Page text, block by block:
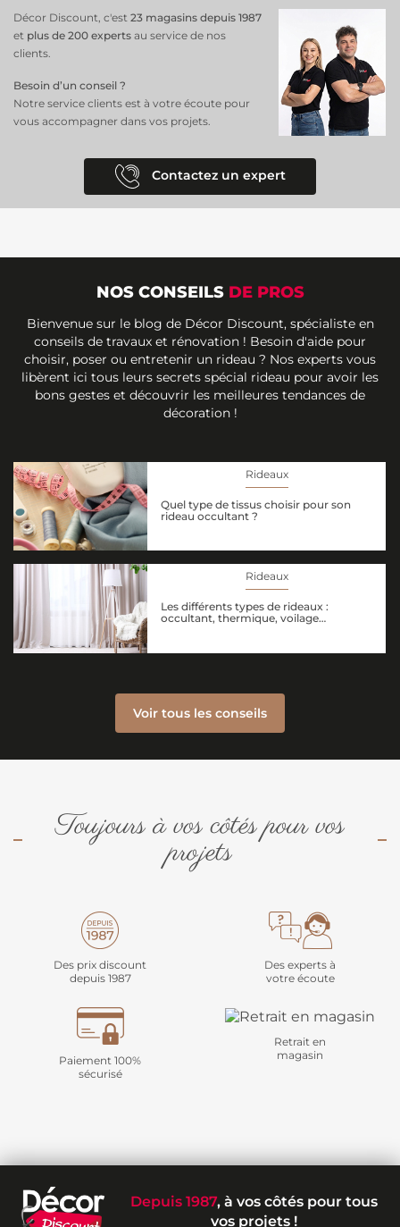
Décor Discount, c'est 23 magasins depuis 1987
et plus de 200 experts au service de nos
clients.
Besoin d’un conseil ?
Notre service clients est à votre écoute pour
vous accompagner dans vos projets.
Contactez un expert
NOS CONSEILS DE PROS
Bienvenue sur le blog de Décor Discount, spécialiste en
conseils de travaux et rénovation ! Besoin d'aide pour
choisir, poser ou entretenir un rideau ? Nos experts vous
libèrent ici tous leurs secrets spécial rideau pour avoir les
bons gestes et découvrir les meilleures tendances de
décoration !
Rideaux
Quel type de tissus choisir pour son
rideau occultant ?
Rideaux
Les différents types de rideaux :
occultant, thermique, voilage…
Voir tous les conseils
Toujours à vos côtés pour vos
projets
Des prix discount
depuis 1987
Des experts à
votre écoute
Paiement 100%
sécurisé
Retrait en
magasin
Depuis 1987, à vos côtés pour tous
vos projets !